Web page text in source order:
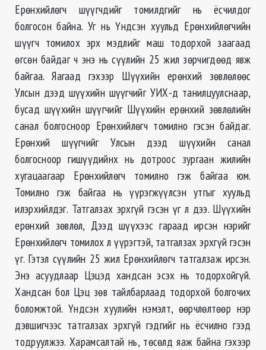
Ерөнхийлөгч шүүгчдийг томилдгийг нь ёсчилдог
болгосон байна. Уг нь Үндсэн хуульд Ерөнхийлөгчийн
шүүгч томилох эрх мэдлийг маш тодорхой заагаад
өгсөн байдаг ч энэ нь сүүлийн 25 жил зөрчигдөөд явж
байгаа. Яагаад гэхээр Шүүхийн ерөнхий зөвлөлөөс
Улсын дээд шүүхийн шүүгчийг УИХ-д танилцуулснаар,
бусад шүүхийн шүүгчийг Шүүхийн ерөнхий зөвлөлийн
санал болгосноор Ерөнхийлөгч томилно гэсэн байдаг.
Ерөнхий шүүгчийг Улсын дээд шүүхийн санал
болгосноор гишүүдийнх нь дотроос зургаан жилийн
хугацаагаар Ерөнхийлөгч томилно гэж байгаа юм.
Томилно гэж байгаа нь үүрэгжүүлсэн утгыг хуульд
илэрхийлдэг. Татгалзах эрхгүй гэсэн үг л дээ. Шүүхийн
ерөнхий зөвлөл, Дээд шүүхээс гараад ирсэн нэрийг
Ерөнхийлөгч томилох л үүрэгтэй, татгалзах эрхгүй гэсэн
үг. Гэтэл сүүлийн 25 жил Ерөнхийлөгч татгалзаж ирсэн.
Энэ асуудлаар Цэцэд хандсан эсэх нь тодорхойгүй.
Хандсан бол Цэц зөв тайлбарлаад тодорхой болгочих
боломжтой. Үндсэн хуулийн нэмэлт, өөрчлөлтөөр нэр
дэвшигчээс татгалзах эрхгүй гэдгийг нь ёсчилно гээд
тодруулжээ. Харамсалтай нь, төсөлд яаж байна гэхээр